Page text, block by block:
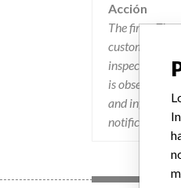
Acción
The firm,
customers.
inspect the
is observed,
and inform
notification